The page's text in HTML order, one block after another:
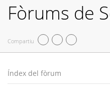
Fòrums de
Compartiu
Índex del fòrum